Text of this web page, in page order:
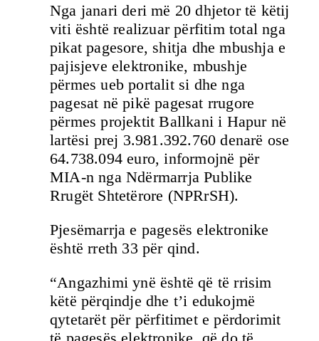
Nga janari deri më 20 dhjetor të këtij
viti është realizuar përfitim total nga
pikat pagesore, shitja dhe mbushja e
pajisjeve elektronike, mbushje
përmes ueb portalit si dhe nga
pagesat në pikë pagesat rrugore
përmes projektit Ballkani i Hapur në
lartësi prej 3.981.392.760 denarë ose
64.738.094 euro, informojnë për
MIA-n nga Ndërmarrja Publike
Rrugët Shtetërore (NPRrSH).
Pjesëmarrja e pagesës elektronike
është rreth 33 për qind.
“Angazhimi ynë është që të rrisim
këtë përqindje dhe t’i edukojmë
qytetarët për përfitimet e përdorimit